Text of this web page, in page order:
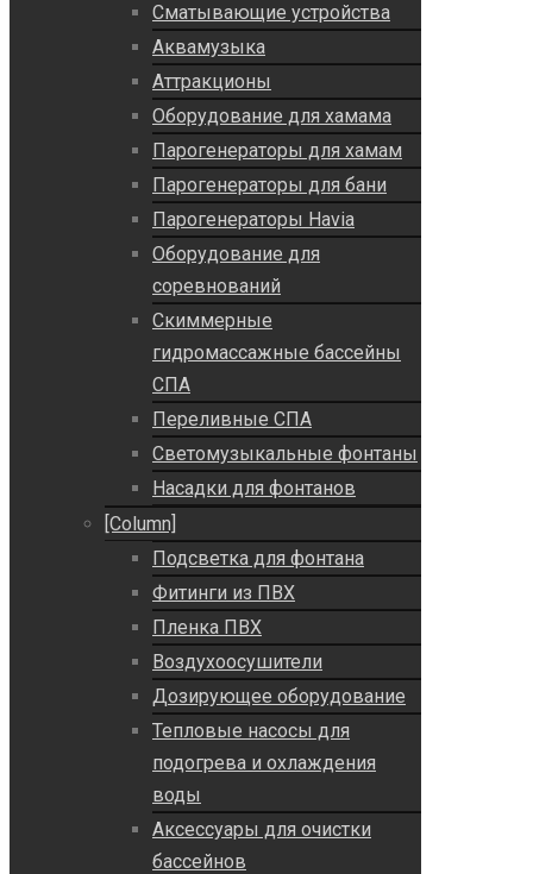
Сматывающие устройства
Аквамузыка
Аттракционы
Оборудование для хамама
Парогенераторы для хамам
Парогенераторы для бани
Парогенераторы Havia
Оборудование для
соревнований
Скиммерные
гидромассажные бассейны
СПА
Переливные СПА
Светомузыкальные фонтаны
Насадки для фонтанов
[Column]
Подсветка для фонтана
Фитинги из ПВХ
Пленка ПВХ
Воздухоосушители
Дозирующее оборудование
Тепловые насосы для
подогрева и охлаждения
воды
Аксессуары для очистки
бассейнов